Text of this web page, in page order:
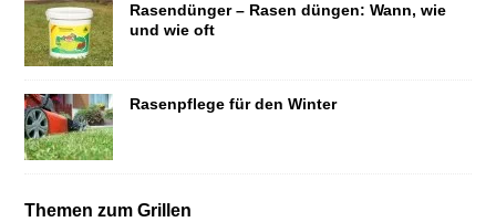
Rasendünger – Rasen düngen: Wann, wie
und wie oft
Rasenpflege für den Winter
Themen zum Grillen